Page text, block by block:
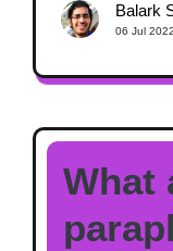
Balark
06 Jul 2022
What